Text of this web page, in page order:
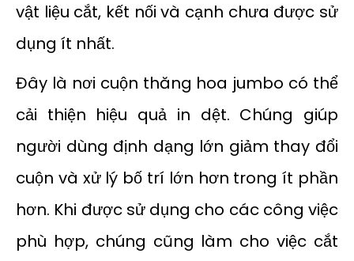
vật liệu cắt, kết nối và cạnh chưa được sử
dụng ít nhất.
Đây là nơi cuộn thăng hoa jumbo có thể
cải thiện hiệu quả in dệt. Chúng giúp
người dùng định dạng lớn giảm thay đổi
cuộn và xử lý bố trí lớn hơn trong ít phần
hơn. Khi được sử dụng cho các công việc
phù hợp, chúng cũng làm cho việc cắt